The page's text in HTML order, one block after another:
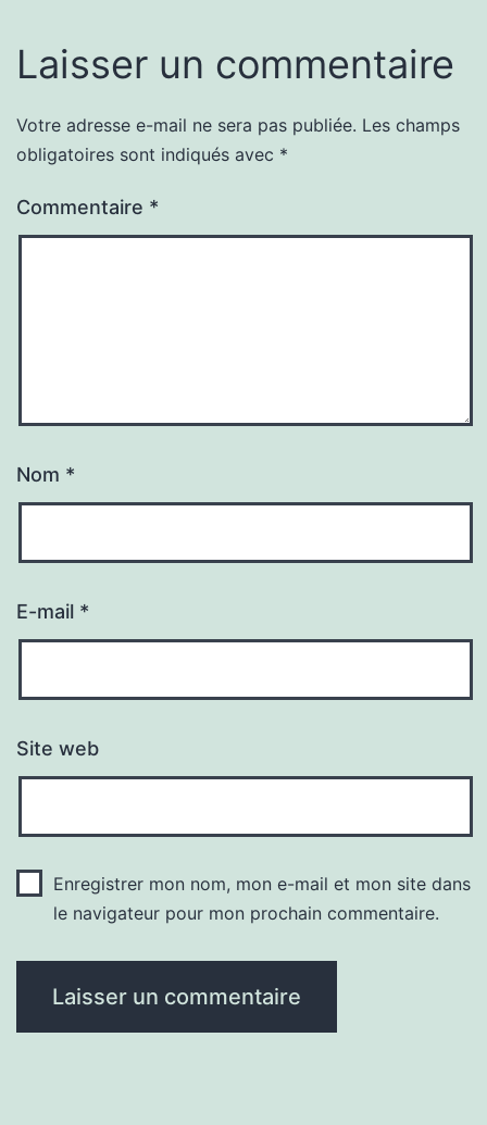
Laisser un commentaire
Votre adresse e-mail ne sera pas publiée. Les champs
obligatoires sont indiqués avec *
Commentaire *
Nom *
E-mail *
Site web
Enregistrer mon nom, mon e-mail et mon site dans
le navigateur pour mon prochain commentaire.